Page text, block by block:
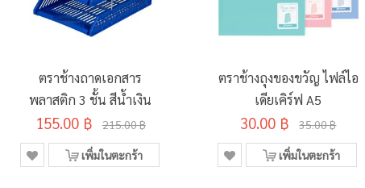
ตราช้างถาดเอกสาร
พลาสติก 3 ชั้น สีน้ำเงิน
155.00 ฿ 215.00 ฿
เพิ่มในตะกร้า
ตราช้างถุงของขวัญ ไฟล์ไอ
เดียเคิร์ฟ A5
30.00 ฿ 35.00 ฿
เพิ่มในตะกร้า